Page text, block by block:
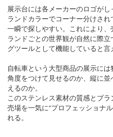
展示台には各メーカーのロゴが
ランドカラーでコーナー分けさ
一瞬で探しやすい。これにより
ランドごとの世界観が自然に際
グツールとして機能していると言
自転車という大型商品の展示には
角度をつけて見せるのか、縦に
えるのか。
このステンレス素材の質感とブラ
売場を一気に“プロフェッショナ
れる。